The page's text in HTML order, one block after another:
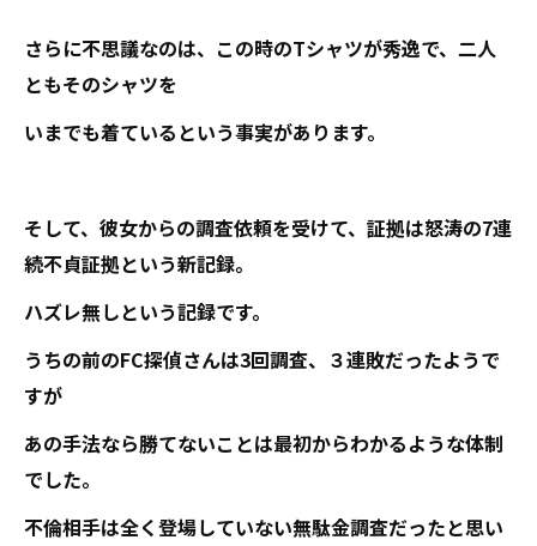
さらに不思議なのは、この時のTシャツが秀逸で、二人
ともそのシャツを
いまでも着ているという事実があります。
そして、彼女からの調査依頼を受けて、証拠は怒涛の7連
続不貞証拠という新記録。
ハズレ無しという記録です。
うちの前のFC探偵さんは3回調査、３連敗だったようで
すが
あの手法なら勝てないことは最初からわかるような体制
でした。
不倫相手は全く登場していない無駄金調査だったと思い